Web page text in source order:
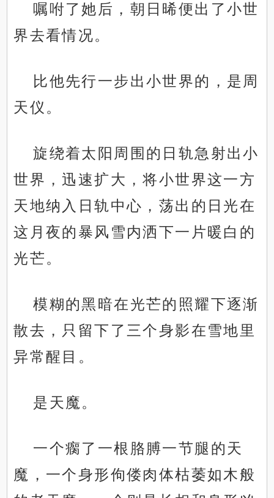
嘱咐了她后，朝日晞便出了小世
界去看情况。
比他先行一步出小世界的，是周
天仪。
旋绕着太阳周围的日轨急射出小
世界，迅速扩大，将小世界这一方
天地纳入日轨中心，荡出的日光在
这月夜的暴风雪内洒下一片暖白的
光芒。
模糊的黑暗在光芒的照耀下逐渐
散去，只留下了三个身影在雪地里
异常醒目。
是天魔。
一个瘸了一根胳膊一节腿的天
魔，一个身形佝偻肉体枯萎如木般